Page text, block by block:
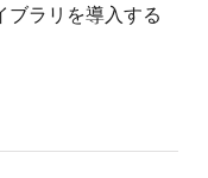
ブラリを導入する